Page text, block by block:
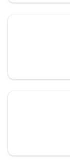
Andreas
Wo eine genaue
sind die
eingearbeitet.
streng
So darf ich Sie
manchmal auch
Jahrhunderte, ja
einladen.